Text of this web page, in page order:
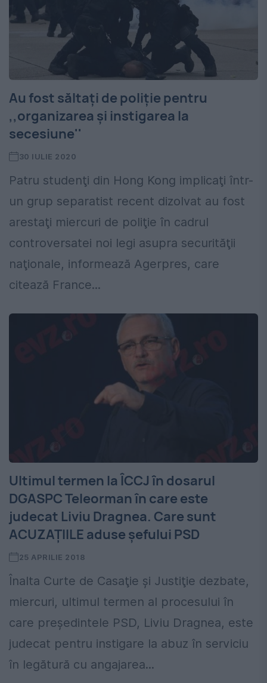
Au fost săltați de poliție pentru
,,organizarea şi instigarea la
secesiune''
30 IULIE 2020
Patru studenţi din Hong Kong implicaţi într-
un grup separatist recent dizolvat au fost
arestaţi miercuri de poliţie în cadrul
controversatei noi legi asupra securităţii
naţionale, informează Agerpres, care
citează France...
Ultimul termen la ÎCCJ în dosarul
DGASPC Teleorman în care este
judecat Liviu Dragnea. Care sunt
ACUZAȚIILE aduse șefului PSD
25 APRILIE 2018
Înalta Curte de Casaţie şi Justiţie dezbate,
miercuri, ultimul termen al procesului în
care preşedintele PSD, Liviu Dragnea, este
judecat pentru instigare la abuz în serviciu
în legătură cu angajarea...